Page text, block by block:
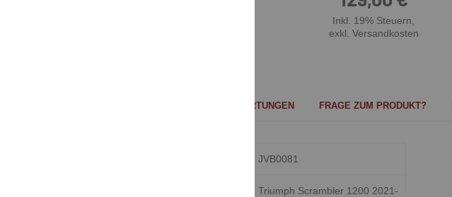
Inkl. 19% Steuern
exkl. Versandkosten
JVB0081
Triumph Scrambler 1200 2021-
BEWERTUNGEN FRAGE ZUM PRODUKT?